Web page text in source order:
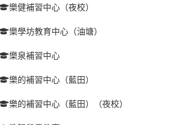
樂健補習中心（夜校）
樂學坊教育中心（油塘）
樂泉補習中心
樂的補習中心（藍田）
樂的補習中心（藍田）（夜校）